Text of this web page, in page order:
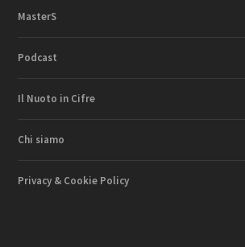
MasterS
Podcast
Il Nuoto in Cifre
Chi siamo
Privacy & Cookie Policy